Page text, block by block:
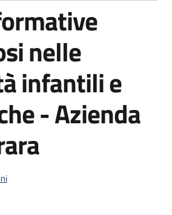
nelle
infantili e
- Azienda